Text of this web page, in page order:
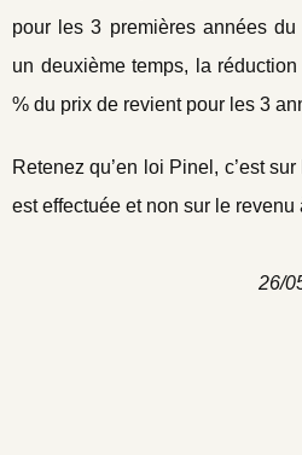
pour les 3 premières années
un deuxième temps, la
% du prix de revient pour les 3
Retenez qu’en loi Pinel, c’est
est effectuée et non sur le revenu
26/